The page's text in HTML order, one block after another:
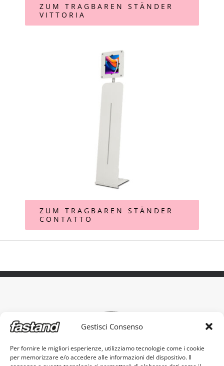
Gestisci Consenso
Per fornire le migliori esperienze, utilizziamo tecnologie come i cookie
per memorizzare e/o accedere alle informazioni del dispositivo. Il
ZUM TRAGBAREN STÄNDER
VITTORIA
ZUM TRAGBAREN STÄNDER
CONTATTO